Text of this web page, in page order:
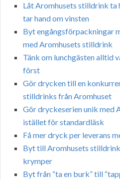
Låt Aromhusets stilldrink ta
tar hand om vinsten
Byt engångsförpackningar
med Aromhusets stilldrink
Tänk om lunchgästen alltid
först
Gör drycken till en
stilldrinks från Aromhuset
Gör dryckeserien unik med
istället för standardläsk
Få mer dryck per leverans
Byt till Aromhusets
krymper
Byt från “ta en burk” till